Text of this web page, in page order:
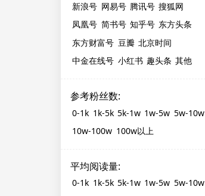
新浪号 网易号 腾讯号 搜狐网
凤凰号 简书号 知乎号 东方头条
东方财富号 豆瓣 北京时间
中金在线号 小红书 趣头条 其他
参考粉丝数:
0-1k 1k-5k 5k-1w 1w-5w 5w-10w
10w-100w 100w以上
平均阅读量:
0-1k 1k-5k 5k-1w 1w-5w 5w-10w